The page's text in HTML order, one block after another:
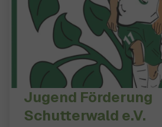
Jugend Förderung
Schutterwald e.V.